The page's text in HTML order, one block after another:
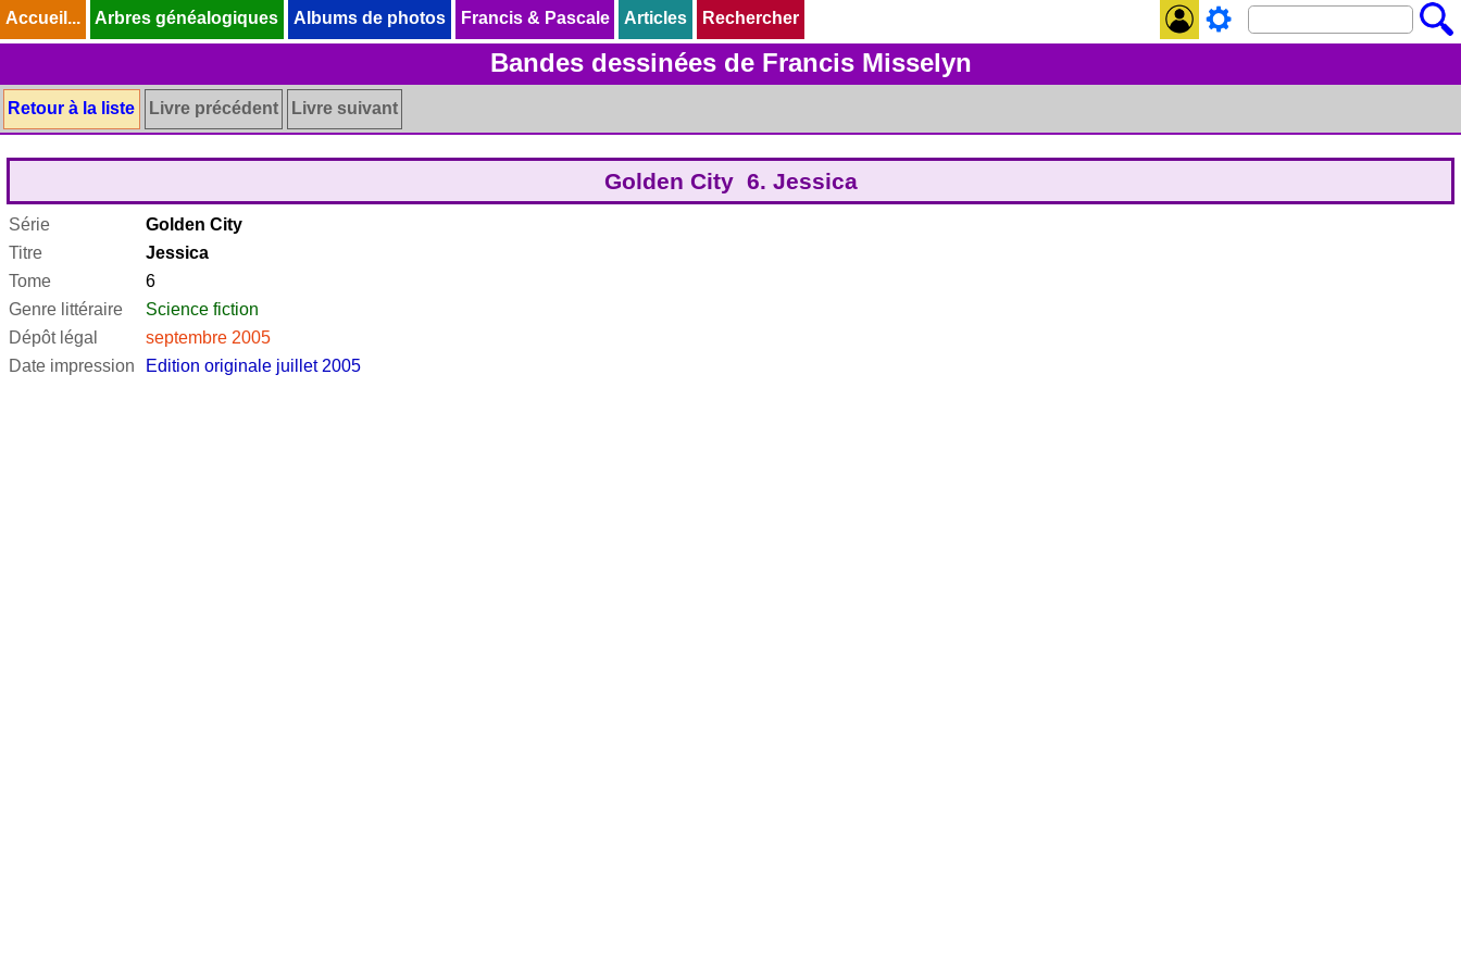
Accueil... Arbres généalogiques Albums de photos Francis & Pascale Articles Rechercher
Bandes dessinées de Francis Misselyn
Retour à la liste Livre précédent Livre suivant
Golden City 6. Jessica
Série
Golden City
Titre
Jessica
Tome
6
Genre littéraire
Science fiction
Dépôt légal
septembre 2005
Date impression
Edition originale juillet 2005
Accueil... Arbres généalogiques Albums de photos Francis & Pascale Articles Rechercher